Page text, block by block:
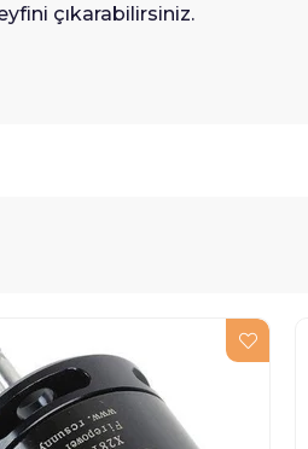
çıkarabilirsiniz.